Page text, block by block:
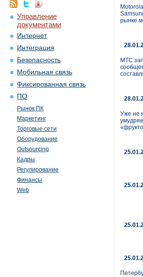
Управление
документами
Интернет
Интеграция
Безопасность
Мобильная связь
Фиксированная связь
ПО
Рынок ПК
Маркетинг
Торговые сети
Оборудование
Outsourcing
Кадры
Регулирование
Финансы
Web
рынке
МТС
Уже не